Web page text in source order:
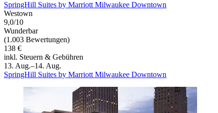
SpringHill Suites by Marriott Milwaukee Downtown
Westown
9,0/10
Wunderbar
(1.003 Bewertungen)
138 €
inkl. Steuern & Gebühren
13. Aug.–14. Aug.
SpringHill Suites by Marriott Milwaukee Downtown